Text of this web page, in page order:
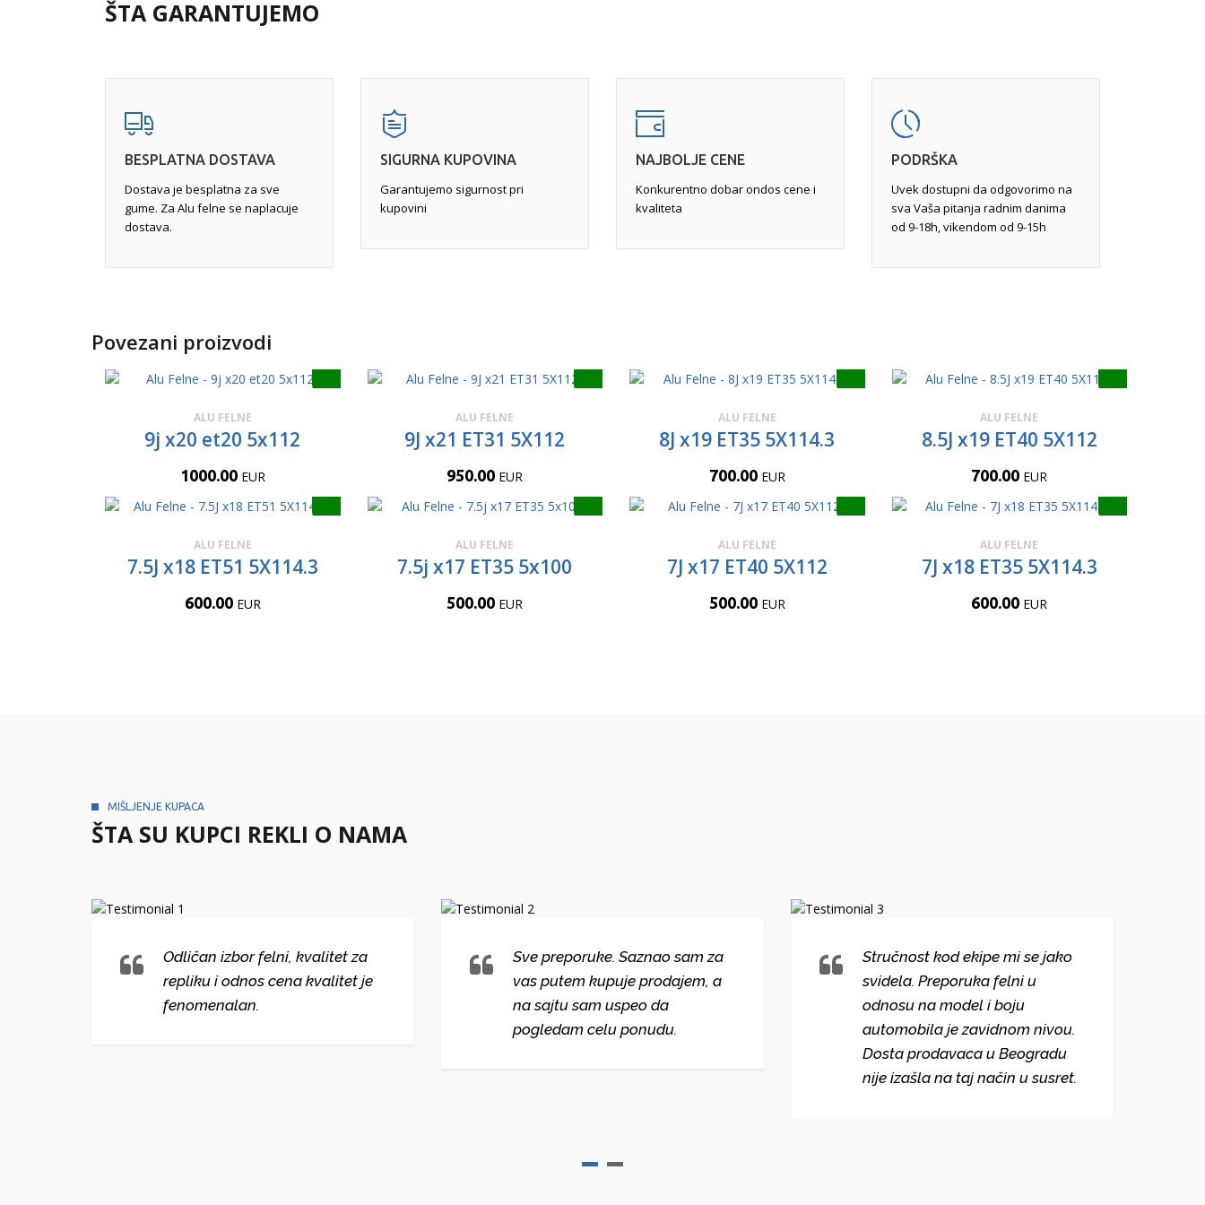
na mašinu. Razlog je taj što se većina iskrivljenja javlja na unutrašnjoj strani
ciljem stvaranja savršene završnice, mašinsku obradu za popravku svih
na određenoj temperaturi.
ukoliko je moguća, se vršizavarivanjem tungsten inertnim gasom
ŠTA GARANTUJEMO
BESPLATNA DOSTAVA
Dostava je besplatna za sve
gume. Za Alu felne se naplacuje
dostava.
SIGURNA KUPOVINA
Garantujemo sigurnost pri
kupovini
NAJBOLJE CENE
Konkurentno dobar ondos cene i
kvaliteta
PODRŠKA
Uvek dostupni da odgovorimo na
sva Vaša pitanja radnim danima
od 9-18h, vikendom od 9-15h
Povezani proizvodi
ALU FELNE
9j x20 et20 5x112
1000.00 EUR
ALU FELNE
9J x21 ET31 5X112
950.00 EUR
ALU FELNE
8J x19 ET35 5X114.3
700.00 EUR
ALU FELNE
8.5J x19 ET40 5X112
700.00 EUR
ALU FELNE
7.5J x18 ET51 5X114.3
600.00 EUR
ALU FELNE
7.5j x17 ET35 5x100
500.00 EUR
ALU FELNE
7J x17 ET40 5X112
500.00 EUR
ALU FELNE
7J x18 ET35 5X114.3
600.00 EUR
MIŠLJENJE KUPACA
ŠTA SU KUPCI REKLI O NAMA
Odličan izbor felni, kvalitet za
repliku i odnos cena kvalitet je
fenomenalan.
Sve preporuke. Saznao sam za
vas putem kupuje prodajem, a
na sajtu sam uspeo da
pogledam celu ponudu.
Stručnost kod ekipe mi se jako
svidela. Preporuka felni u
odnosu na model i boju
automobila je zavidnom nivou.
Dosta prodavaca u Beogradu
nije izašla na taj način u susret.